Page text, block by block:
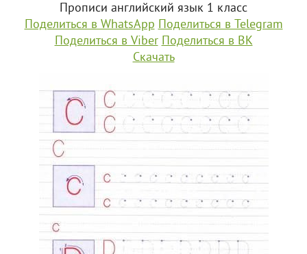
Прописи английский язык 1 класс
Поделиться в WhatsApp Поделиться в Telegram
Поделиться в Viber Поделиться в ВК
Скачать